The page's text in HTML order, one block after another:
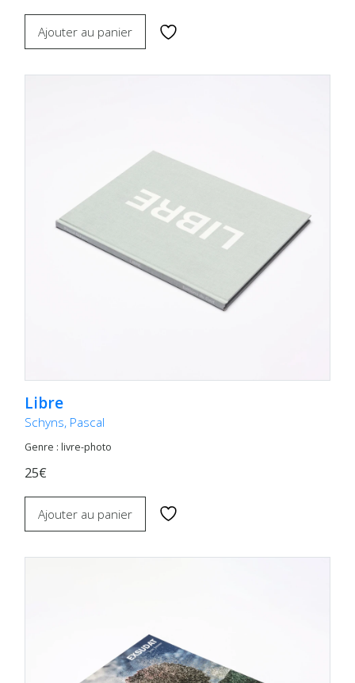
Ajouter au panier
Libre
Schyns, Pascal
Genre : livre-photo
25€
Ajouter au panier